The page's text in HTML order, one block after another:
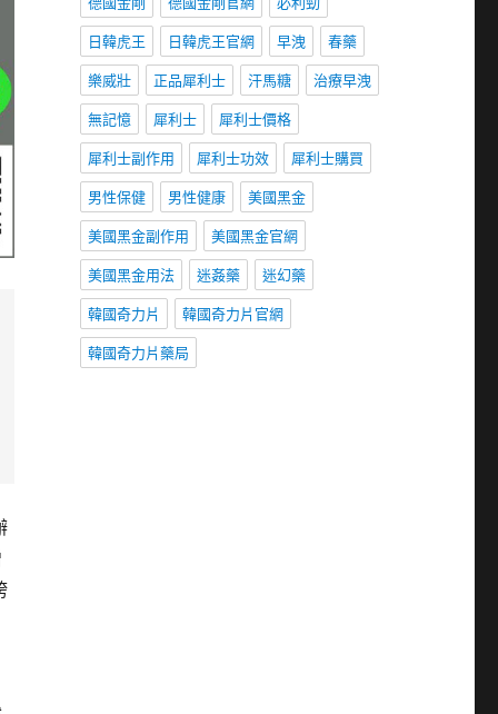
日韓虎王 日韓虎王官網 早洩 春藥
樂威壯 正品犀利士 汗馬糖 治療早洩
無記憶 犀利士 犀利士價格
犀利士副作用 犀利士功效 犀利士購買
男性保健 男性健康 美國黑金
美國黑金副作用 美國黑金官網
美國黑金用法 迷姦藥 迷幻藥
韓國奇力片 韓國奇力片官網
韓國奇力片藥局